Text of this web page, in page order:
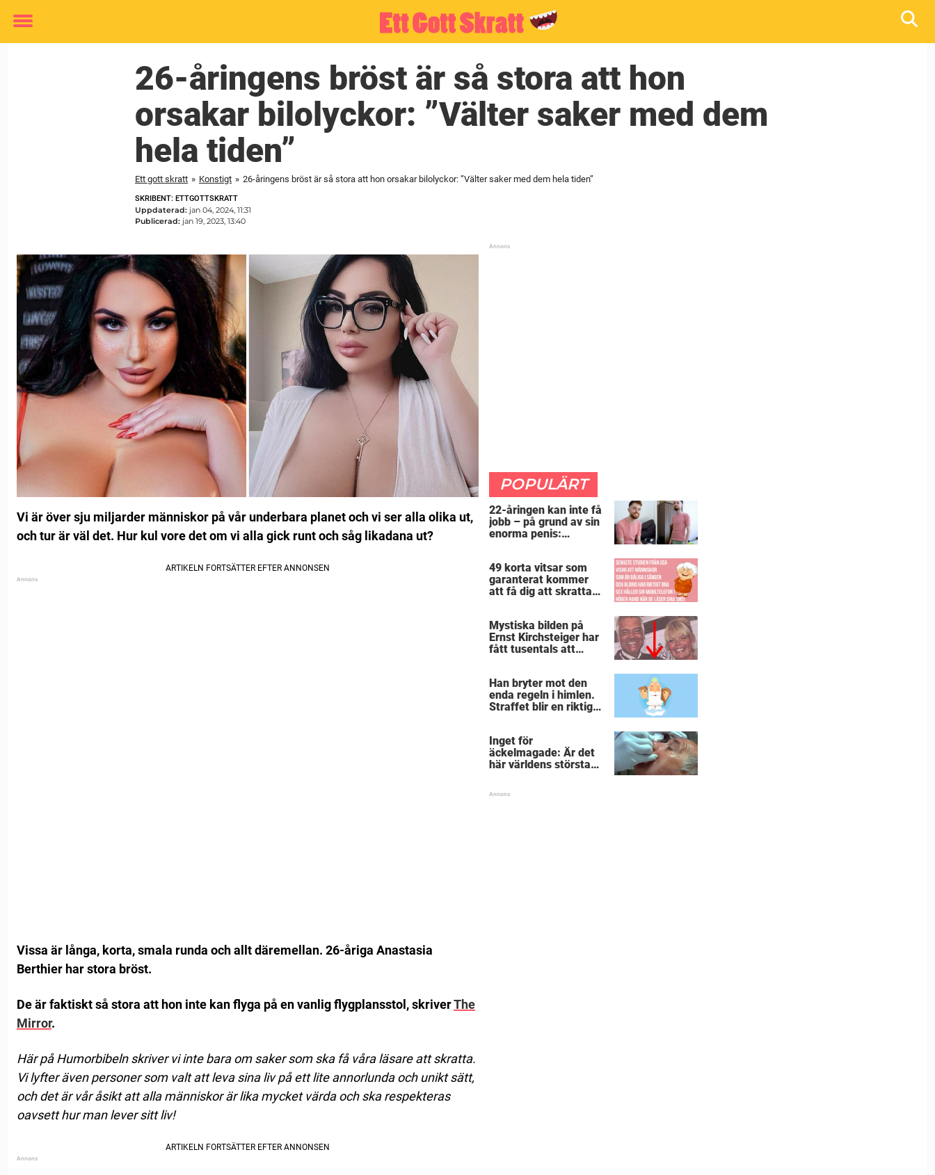
Toggle
26-åringens bröst är så stora att hon
orsakar bilolyckor: ”Välter saker med dem
hela tiden”
Ett gott skratt » Konstigt » 26-åringens bröst är så stora att hon orsakar bilolyckor: ”Välter saker med dem hela tiden”
SKRIBENT: ETTGOTTSKRATT
Uppdaterad: jan 04, 2024, 11:31
Publicerad: jan 19, 2023, 13:40
Vi är över sju miljarder människor på vår underbara planet och vi ser alla olika ut,
och tur är väl det. Hur kul vore det om vi alla gick runt och såg likadana ut?
Vissa är långa, korta, smala runda och allt däremellan. 26-åriga Anastasia
Berthier har stora bröst.
De är faktiskt så stora att hon inte kan flyga på en vanlig flygplansstol, skriverThe
Mirror.
Här på Humorbibeln skriver vi inte bara om saker som ska få våra läsare att skratta.
Vi lyfter även personer som valt att leva sina liv på ett lite annorlunda och unikt sätt,
och det är vår åsikt att alla människor är lika mycket värda och ska respekteras
oavsett hur man lever sitt liv!
POPULÄRT
22-åringen kan inte få
jobb – på grund av sin
enorma penis:
49 korta vitsar som
garanterat kommer
att få dig att skratta
Mystiska bilden på
Ernst Kirchsteiger har
fått tusentals att
Han bryter mot den
enda regeln i himlen.
Straffet blir en riktigt
Inget för
äckelmagade: Är det
här världens största